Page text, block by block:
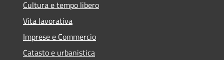
Cultura e tempo libero
Vita lavorativa
Imprese e Commercio
Catasto e urbanistica